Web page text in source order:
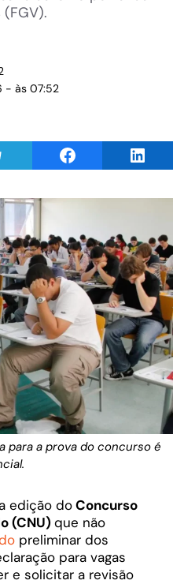
- às 07:52
Share on TelegramShare on Facebook
para a prova do concurso é
edição doConcurso
(CNU) que não
preliminar dos
para vagas
e solicitar a revisão